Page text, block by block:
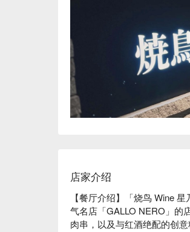
店家介绍
【餐厅介绍】「烧鸟 Wine
气名店「GALLO NERO」的
肉串，以及与红酒绝配的创意